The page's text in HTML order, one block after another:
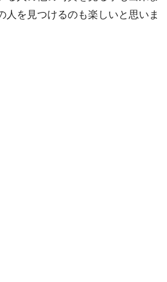
人を見つけるのも楽しいと思いま